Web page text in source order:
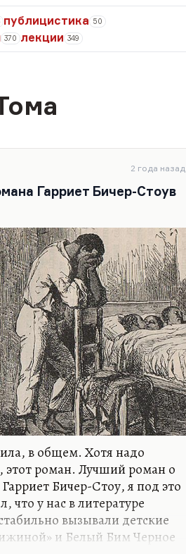
публицистика 50
370 лекции 349
2 года назад
Гарриет Бичер-Стоув
в общем. Хотя надо
этот роман. Лучший роман о
Бичер-Стоу, я под это
что у нас в литературе
вызывали детские
и Белый Бим Черное